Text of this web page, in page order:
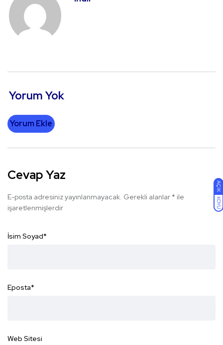
AÇIK
KOYU
Yorum Yok
Yorum Ekle
Cevap Yaz
E-posta adresiniz yayınlanmayacak. Gerekli alanlar * ile
işaretlenmişlerdir
İsim Soyad*
Eposta*
Web Sitesi